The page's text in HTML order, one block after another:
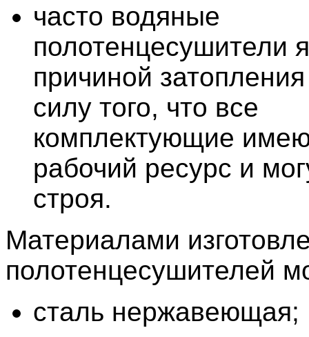
часто водяные
полотенцесушители
причиной
силу того, что все
комплектующие
рабочий ресурс и
строя.
Материалами
полотенцесушителей
сталь нержавеющая;